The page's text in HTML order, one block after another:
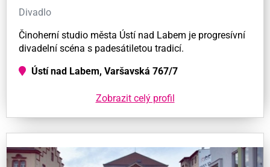
Divadlo
Činoherní studio města Ústí nad Labem je progresívní
divadelní scéna s padesátiletou tradicí.
Ústí nad Labem, Varšavská 767/7
Zobrazit celý profil